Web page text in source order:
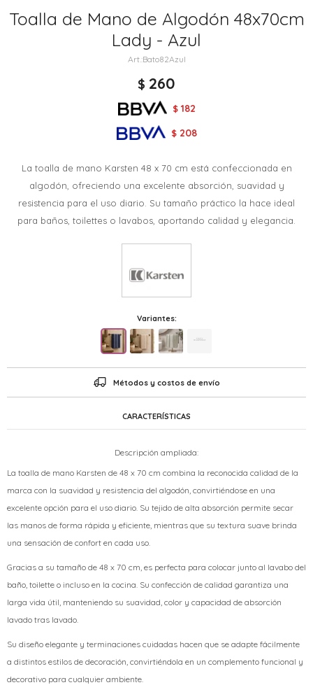
Toalla de Mano de Algodón 48x70cm
Lady - Azul
Bato82Azul
$ 260
$ 182
$ 208
La toalla de mano Karsten 48 x 70 cm está confeccionada en
algodón, ofreciendo una excelente absorción, suavidad y
resistencia para el uso diario. Su tamaño práctico la hace ideal
para baños, toilettes o lavabos, aportando calidad y elegancia.
Variantes:
Métodos y costos de envío
CARACTERÍSTICAS
Descripción ampliada:
La toalla de mano Karsten de 48 x 70 cm combina la reconocida calidad de la
marca con la suavidad y resistencia del algodón, convirtiéndose en una
excelente opción para el uso diario. Su tejido de alta absorción permite secar
las manos de forma rápida y eficiente, mientras que su textura suave brinda
una sensación de confort en cada uso.
Gracias a su tamaño de 48 x 70 cm, es perfecta para colocar junto al lavabo del
baño, toilette o incluso en la cocina. Su confección de calidad garantiza una
larga vida útil, manteniendo su suavidad, color y capacidad de absorción
lavado tras lavado.
Su diseño elegante y terminaciones cuidadas hacen que se adapte fácilmente
a distintos estilos de decoración, convirtiéndola en un complemento funcional y
decorativo para cualquier ambiente.